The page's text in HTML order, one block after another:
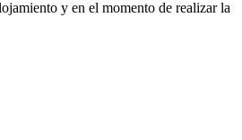
y en el momento de realizar la